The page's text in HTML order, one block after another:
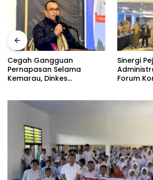
Cegah Gangguan
Pernapasan Selama
Kemarau, Dinkes
Masker
Sinergi
Forum
Pelayanan